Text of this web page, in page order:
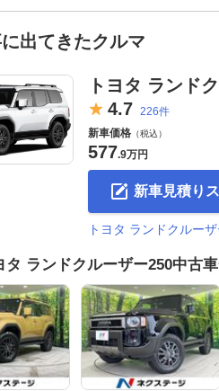
出てきたクルマ
トヨタ ランド
4.7 226件
新車価格 （税込）
577.9万円
新車見積り
トヨタ ランドクルー
タ ランドクルーザー250中古